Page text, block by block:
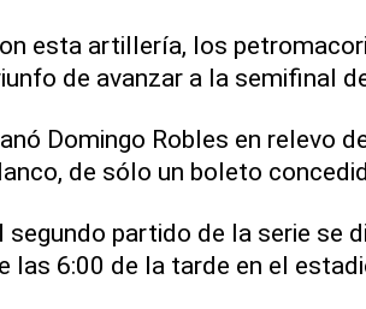
esta artillería, los
de avanzar a la semifinal
Domingo Robles en relevo
de sólo un boleto
segundo partido de la serie se
las 6:00 de la tarde en el